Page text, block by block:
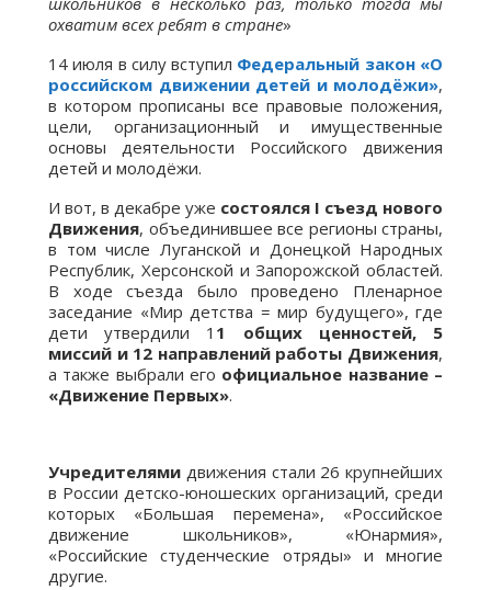
охватим всех ребят в стране»
14 июля в силу вступил Федеральный закон «О
российском движении детей и молодёжи»,
в котором прописаны все правовые положения,
цели, организационный и имущественные
основы деятельности Российского движения
детей и молодёжи.
И вот, в декабре уже состоялся I съезд нового
Движения, объединившее все регионы страны,
в том числе Луганской и Донецкой Народных
Республик, Херсонской и Запорожской областей.
В ходе съезда было проведено Пленарное
заседание «Мир детства = мир будущего», где
дети утвердили 1 1 общих ценностей, 5
миссий и 12 направлений работы Движения,
а также выбрали его официальное название –
«Движение Первых».
Учредителями движения стали 26 крупнейших
в России детско-юношеских организаций, среди
которых «Большая перемена», «Российское
движение школьников», «Юнармия»,
«Российские студенческие отряды» и многие
другие.